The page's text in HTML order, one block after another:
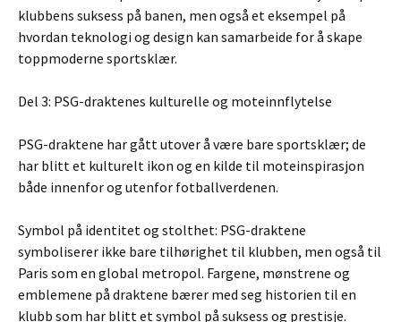
klubbens suksess på banen, men også et eksempel på
hvordan teknologi og design kan samarbeide for å skape
toppmoderne sportsklær.
Del 3: PSG-draktenes kulturelle og moteinnflytelse
PSG-draktene har gått utover å være bare sportsklær; de
har blitt et kulturelt ikon og en kilde til moteinspirasjon
både innenfor og utenfor fotballverdenen.
Symbol på identitet og stolthet: PSG-draktene
symboliserer ikke bare tilhørighet til klubben, men også til
Paris som en global metropol. Fargene, mønstrene og
emblemene på draktene bærer med seg historien til en
klubb som har blitt et symbol på suksess og prestisje.